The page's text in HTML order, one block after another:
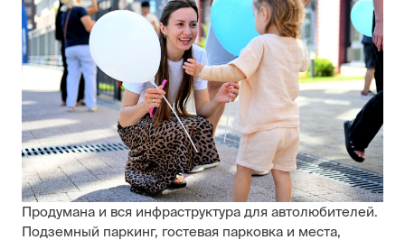
Продумана и вся инфраструктура для автолюбителей.
Подземный паркинг, гостевая парковка и места,